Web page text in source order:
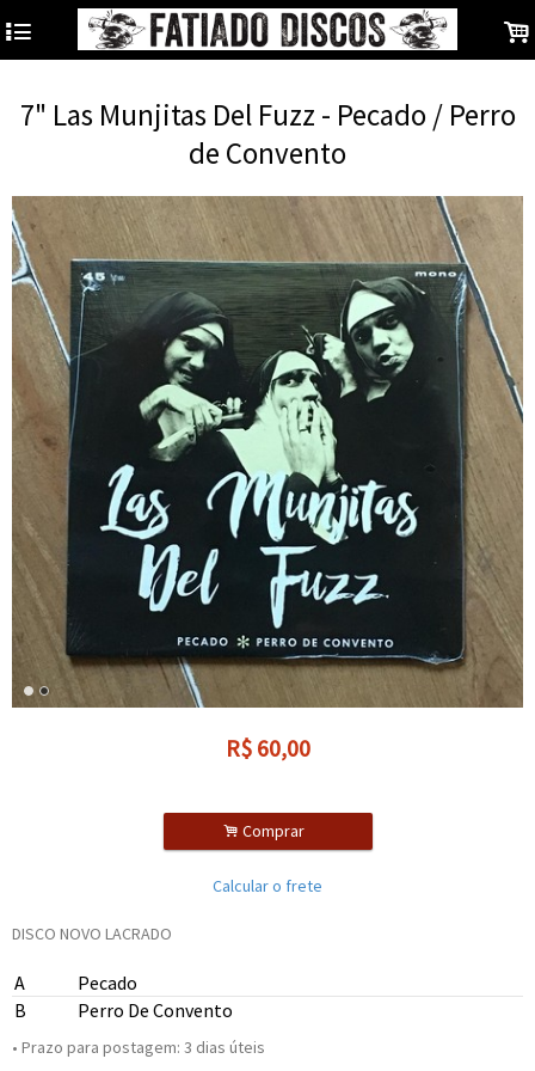
4 .
7" Las Munjitas Del Fuzz - Pecado / Perro
de Convento
R$ 60,00
. Comprar
Calcular o frete
DISCO NOVO LACRADO
A
Pecado
B
Perro De Convento
• Prazo para postagem: 3 dias úteis